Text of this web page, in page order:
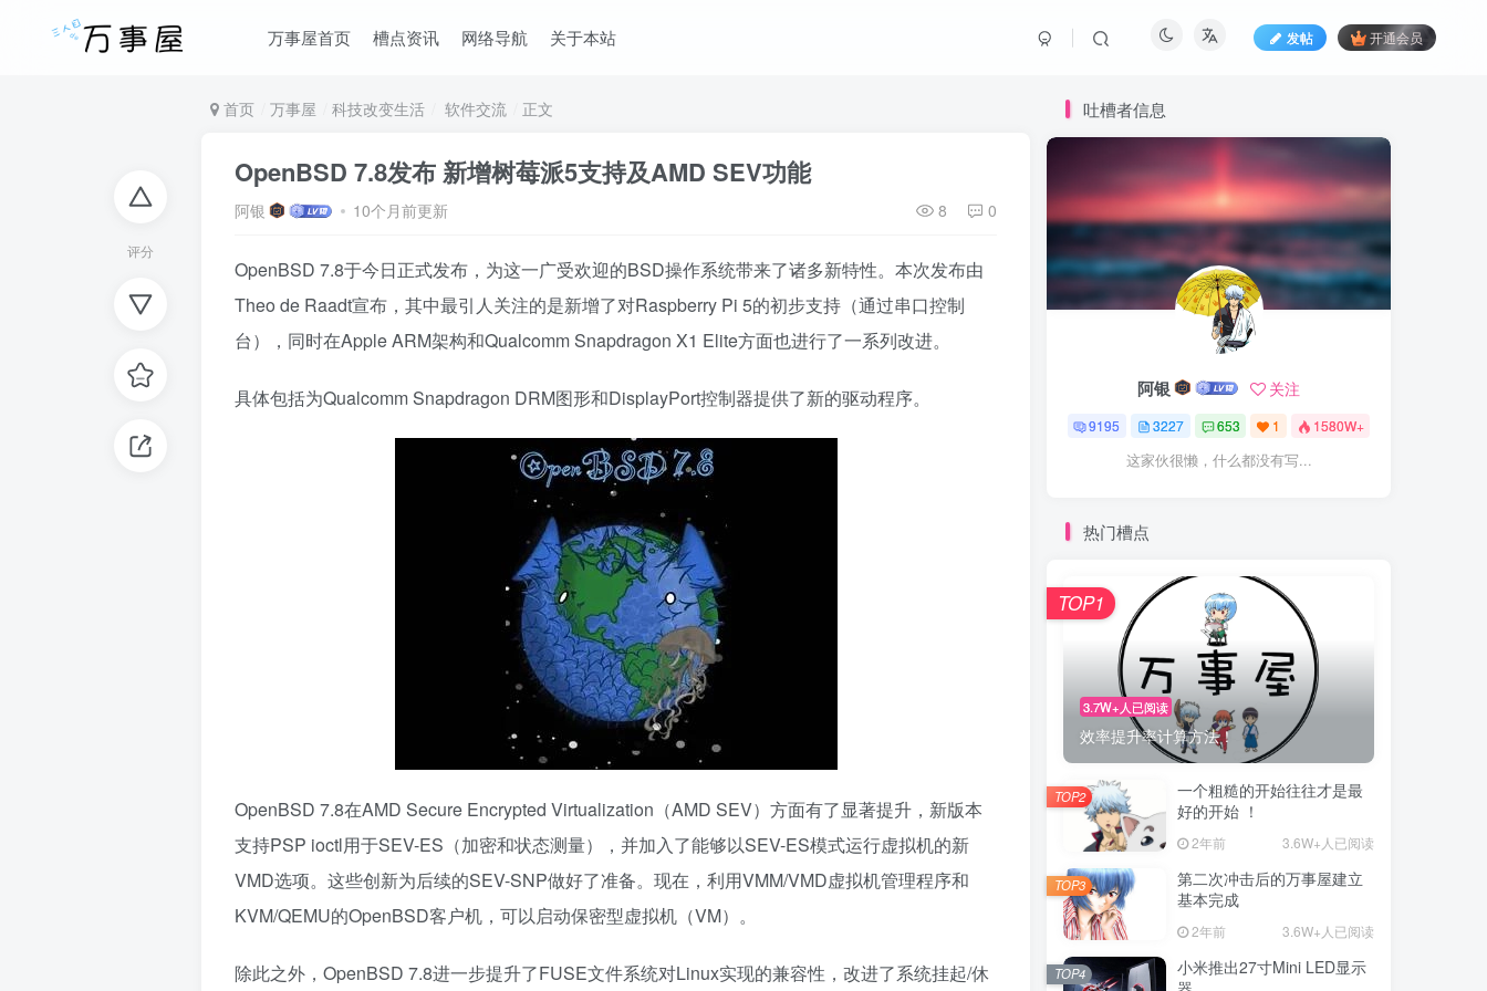
万事屋首页 槽点资讯 网络导航 关于本站 发帖 开通会员
评分
首页 万事屋 科技改变生活 软件交流 正文
OpenBSD 7.8发布 新增树莓派5支持及AMD SEV功能
阿银 10个月前更新 8 0
OpenBSD 7.8于今日正式发布，为这一广受欢迎的BSD操作系统带来了诸多新特性。本次发布由
Theo de Raadt宣布，其中最引人关注的是新增了对Raspberry Pi 5的初步支持（通过串口控制
台），同时在Apple ARM架构和Qualcomm Snapdragon X1 Elite方面也进行了一系列改进。
具体包括为Qualcomm Snapdragon DRM图形和DisplayPort控制器提供了新的驱动程序。
OpenBSD 7.8在AMD Secure Encrypted Virtualization（AMD SEV）方面有了显著提升，新版本
支持PSP ioctl用于SEV-ES（加密和状态测量），并加入了能够以SEV-ES模式运行虚拟机的新
VMD选项。这些创新为后续的SEV-SNP做好了准备。现在，利用VMM/VMD虚拟机管理程序和
KVM/QEMU的OpenBSD客户机，可以启动保密型虚拟机（VM）。
除此之外，OpenBSD 7.8进一步提升了FUSE文件系统对Linux实现的兼容性，改进了系统挂起/休
吐槽者信息
阿银 关注
9195 3227 653 1 1580W+
这家伙很懒，什么都没有写...
热门槽点
3.7W+人已阅读
效率提升率计算方法！
TOP1
一个粗糙的开始往往才是最
好的开始 ！
2年前 3.6W+人已阅读
TOP2
第二次冲击后的万事屋建立
基本完成
2年前 3.6W+人已阅读
TOP3
小米推出27寸Mini LED显示
TOP4